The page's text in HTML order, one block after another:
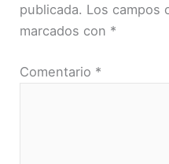
publicada. Los campos
marcados con *
Comentario *